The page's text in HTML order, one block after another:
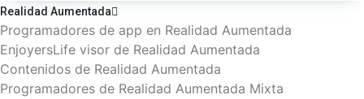
Realidad Aumentada
Programadores de app en Realidad Aumentada
EnjoyersLife visor de Realidad Aumentada
Contenidos de Realidad Aumentada
Programadores de Realidad Aumentada Mixta